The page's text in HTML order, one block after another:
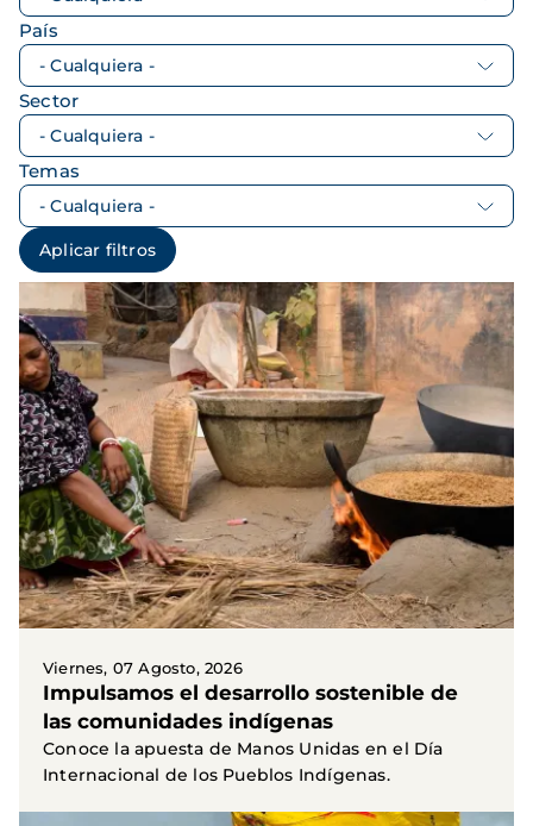
País
Sector
Temas
Viernes, 07 Agosto, 2026
Impulsamos el desarrollo sostenible de
las comunidades indígenas
Conoce la apuesta de Manos Unidas en el Día
Internacional de los Pueblos Indígenas.